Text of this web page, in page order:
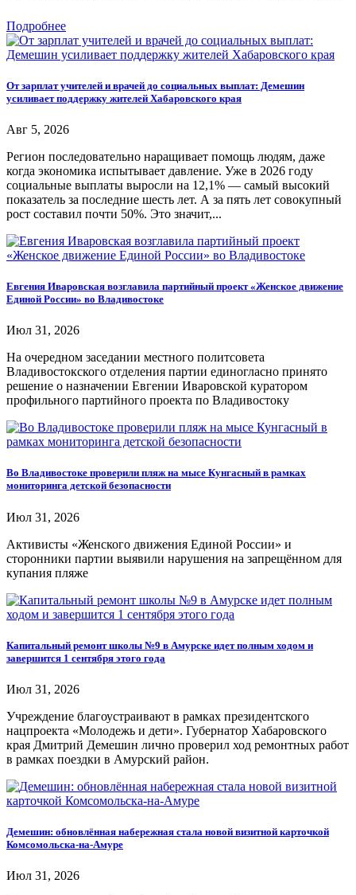
Подробнее
От зарплат учителей и врачей до социальных выплат: Демешин
усиливает поддержку жителей Хабаровского края
Авг 5, 2026
Регион последовательно наращивает помощь людям, даже
когда экономика испытывает давление. Уже в 2026 году
социальные выплаты выросли на 12,1% — самый высокий
показатель за последние шесть лет. А за пять лет совокупный
рост составил почти 50%. Это значит,...
Евгения Иваровская возглавила партийный проект «Женское движение
Единой России» во Владивостоке
Июл 31, 2026
На очередном заседании местного политсовета
Владивостокского отделения партии единогласно принято
решение о назначении Евгении Иваровской куратором
профильного партийного проекта по Владивостоку
Во Владивостоке проверили пляж на мысе Кунгасный в рамках
мониторинга детской безопасности
Июл 31, 2026
Активисты «Женского движения Единой России» и
сторонники партии выявили нарушения на запрещённом для
купания пляже
Капитальный ремонт школы №9 в Амурске идет полным ходом и
завершится 1 сентября этого года
Июл 31, 2026
Учреждение благоустраивают в рамках президентского
нацпроекта «Молодежь и дети». Губернатор Хабаровского
края Дмитрий Демешин лично проверил ход ремонтных работ
в рамках поездки в Амурский район.
Демешин: обновлённая набережная стала новой визитной карточкой
Комсомольска-на-Амуре
Июл 31, 2026